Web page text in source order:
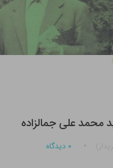
محمد علی جمالزاده
۰ دیدگاه